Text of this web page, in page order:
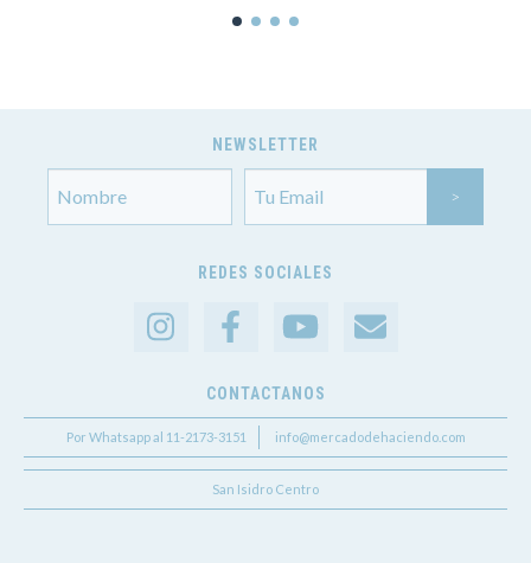
NEWSLETTER
REDES SOCIALES
CONTACTANOS
Por Whatsapp al 11-2173-3151 info@mercadodehaciendo.com
San Isidro Centro